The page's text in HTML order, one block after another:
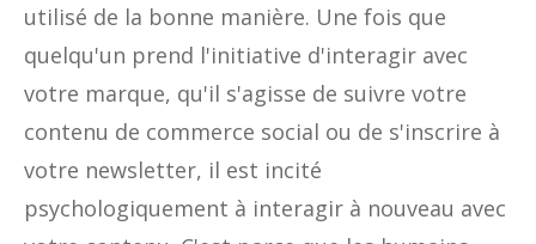
utilisé de la bonne manière. Une fois que
quelqu'un prend l'initiative d'interagir avec
votre marque, qu'il s'agisse de suivre votre
contenu de commerce social ou de s'inscrire à
votre newsletter, il est incité
psychologiquement à interagir à nouveau avec